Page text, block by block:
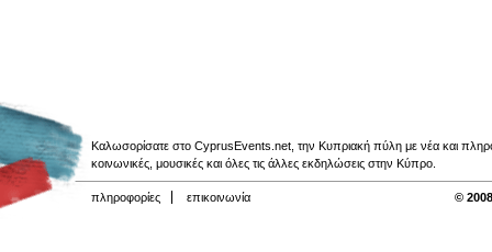
Καλωσορίσατε στο CyprusEvents.net, την Κυπριακή πύλη με νέα και
κοινωνικές, μουσικές και όλες τις άλλες εκδηλώσεις στην Κύπρο.
πληροφορίες επικοινωνία ©